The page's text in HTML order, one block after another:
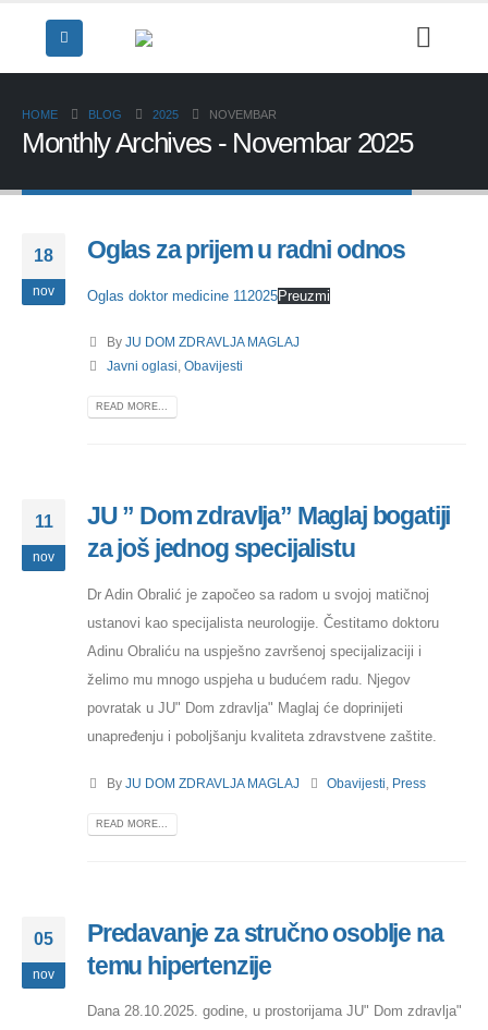
HOME BLOG 2025 NOVEMBAR
Monthly Archives - Novembar 2025
18
nov
Oglas za prijem u radni odnos
Oglas doktor medicine 112025Preuzmi
By JU DOM ZDRAVLJA MAGLAJ
Javni oglasi Obavijesti
READ MORE...
11
nov
JU ” Dom zdravlja” Maglaj bogatiji
za još jednog specijalistu
Dr Adin Obralić je započeo sa radom u svojoj matičnoj
ustanovi kao specijalista neurologije. Čestitamo doktoru
Adinu Obraliću na uspješno završenoj specijalizaciji i
želimo mu mnogo uspjeha u budućem radu. Njegov
povratak u JU" Dom zdravlja" Maglaj će doprinijeti
unapređenju i poboljšanju kvaliteta zdravstvene zaštite.
By JU DOM ZDRAVLJA MAGLAJ Obavijesti Press
READ MORE...
05
nov
Predavanje za stručno osoblje na
temu hipertenzije
Dana 28.10.2025. godine, u prostorijama JU" Dom zdravlja"